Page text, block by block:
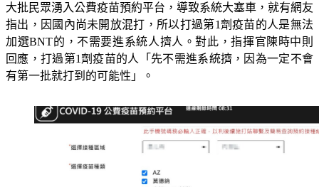
指出，因國內尚未開放混打，所以打過第1劑疫苗的人是無法
加選BNT的，不需要進系統人擠人。對此，指揮官陳時中則
回應，打過第1劑疫苗的人「先不需進系統擠，因為一定不會
有第一批就打到的可能性」。